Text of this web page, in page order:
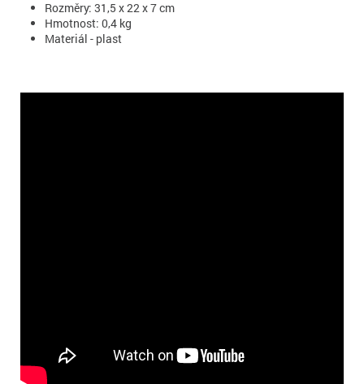
Rozměry: 31,5 x 22 x 7 cm
Hmotnost: 0,4 kg
Materiál - plast